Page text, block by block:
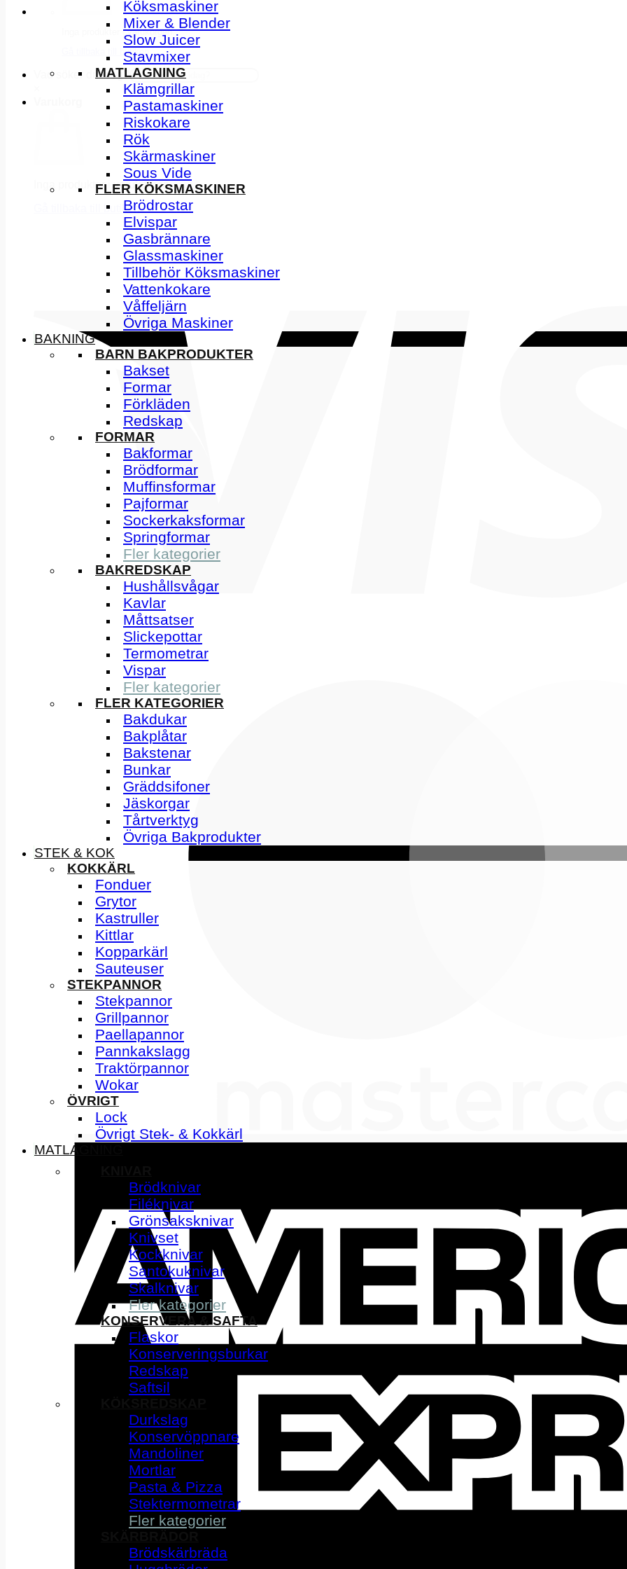
Inga produkter i varukorgen.
Gå tillbaka till butiken
Vad söker du idag?
Inga produkter i varukorgen.
Gå tillbaka till butiken
Köksmaskiner
Mixer & Blender
Slow Juicer
Stavmixer
MATLAGNING
Klämgrillar
Pastamaskiner
Riskokare
Rök
Skärmaskiner
Sous Vide
FLER KÖKSMASKINER
Brödrostar
Elvispar
Gasbrännare
Glassmaskiner
Tillbehör Köksmaskiner
Vattenkokare
Våffeljärn
Övriga Maskiner
BAKNING
BARN BAKPRODUKTER
Bakset
Formar
Förkläden
Redskap
FORMAR
Bakformar
Brödformar
Muffinsformar
Pajformar
Sockerkaksformar
Springformar
Fler kategorier
BAKREDSKAP
Hushållsvågar
Kavlar
Måttsatser
Slickepottar
Termometrar
Vispar
Fler kategorier
FLER KATEGORIER
Bakdukar
Bakplåtar
Bakstenar
Bunkar
Gräddsifoner
Jäskorgar
Tårtverktyg
Övriga Bakprodukter
STEK & KOK
KOKKÄRL
Fonduer
Grytor
Kastruller
Kittlar
Kopparkärl
Sauteuser
STEKPANNOR
Stekpannor
Grillpannor
Paellapannor
Pannkakslagg
Traktörpannor
Wokar
ÖVRIGT
Lock
Övrigt Stek- & Kokkärl
MATLAGNING
Brödknivar
Filéknivar
Grönsaksknivar
Knivset
Kockknivar
Santokuknivar
Skalknivar
Fler kategorier
KONSERVERA & SAFTA
Flaskor
Konserveringsburkar
Redskap
Saftsil
Durkslag
Konservöppnare
Mandoliner
Mortlar
Pasta & Pizza
Stektermometrar
Fler kategorier
Brödskärbräda